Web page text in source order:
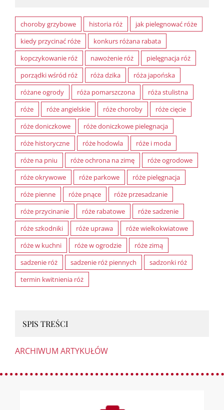
choroby grzybowe historia róż
jak pielegnować róże
kiedy przycinać róże
konkurs różana rabata
kopczykowanie róż
nawożenie róż
pielęgnacja róż
porządki wśród róż
róża dzika
róża japońska
różane ogrody
róża pomarszczona
róża stulistna
róże
róże angielskie róże choroby
róże cięcie
róże doniczkowe
róże doniczkowe pielegnacja
róże historyczne
róże hodowla
róże i moda
róże na pniu
róże ochrona na zimę
róże ogrodowe
róże okrywowe
róże parkowe
róże pielęgnacja
róże pienne
róże pnące
róże przesadzanie
róże przycinanie
róże rabatowe
róże sadzenie
róże szkodniki
róże uprawa
róże wielkokwiatowe
róże w kuchni
róże w ogrodzie
róże zimą
sadzenie róż
sadzenie róż piennych
sadzonki róż
termin kwitnienia róż
SPIS TREŚCI
ARCHIWUM ARTYKUŁÓW